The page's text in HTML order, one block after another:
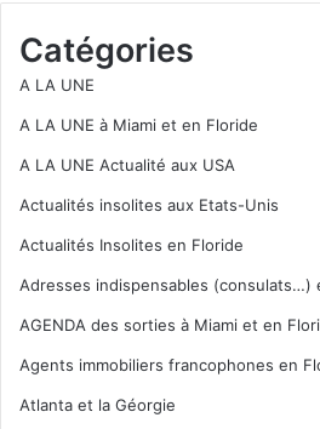
Catégories
A LA UNE
A LA UNE à Miami et en Floride
A LA UNE Actualité aux USA
Actualités insolites aux Etats-Unis
Actualités Insolites en Floride
Adresses indispensables (consulats…)
AGENDA des sorties à Miami et en
Agents immobiliers francophones en
Atlanta et la Géorgie